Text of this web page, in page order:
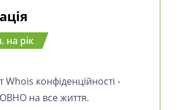
на рік
Whois конфіденційності -
на все життя.